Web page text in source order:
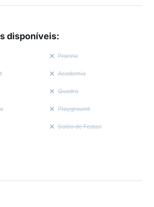
disponíveis:
Piscina
Academia
Quadra
Playground
Salão de Festas